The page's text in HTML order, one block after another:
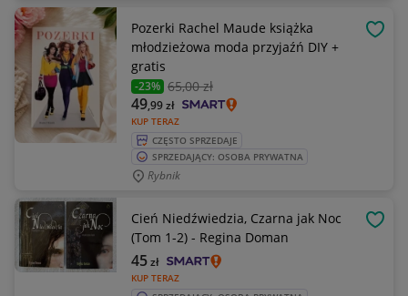
Pozerki Rachel Maude książka
młodzieżowa moda przyjaźń DIY +
gratis
-23% 65,00 zł
KUP TERAZ
49,99zł
CZĘSTO SPRZEDAJE
SPRZEDAJĄCY: OSOBA PRYWATNA
Rybnik
Cień Niedźwiedzia, Czarna jak Noc
(Tom 1-2) - Regina Doman
KUP TERAZ
45zł